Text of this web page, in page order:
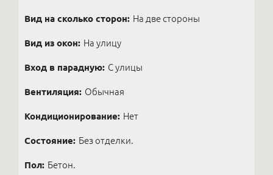
Вид на сколько сторон: На две стороны
Вид из окон: На улицу
Вход в парадную: С улицы
Вентиляция: Обычная
Кондиционирование: Нет
Состояние: Без отделки.
Пол: Бетон.